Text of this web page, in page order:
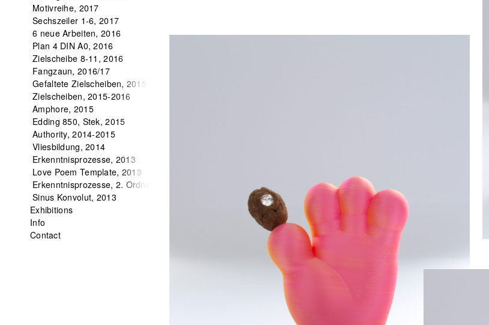
Motivreihe, 2017
Sechszeiler 1-6, 2017
6 neue Arbeiten, 2016
Plan 4 DIN A0, 2016
Zielscheibe 8-11, 2016
Fangzaun, 2016/17
Gefaltete Zielscheiben, 2015
Zielscheiben, 2015-2016
Amphore, 2015
Edding 850, Stek, 2015
Authority, 2014-2015
Vliesbildung, 2014
Erkenntnisprozesse, 2013
Love Poem Template, 2013
Erkenntnisprozesse, 2. Ordnung, 2013
Sinus Konvolut, 2013
Exhibitions
Info
Contact